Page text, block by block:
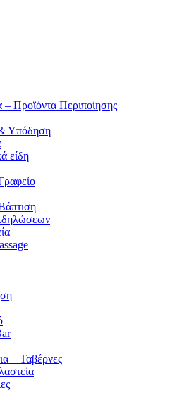
Προϊόντα Περιποίησης
Υπόδηση
είδη
– Ταβέρνες